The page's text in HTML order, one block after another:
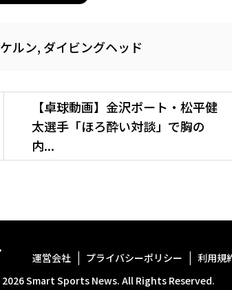
ケルン, ダイビングヘッド
【卓球動画】金沢ポート・松平健
太選手「ほろ酔い対談」で胸の
内...
運営会社 プライバシーポリシー
利用規
2026Smart Sports News. All Rights Reserved.